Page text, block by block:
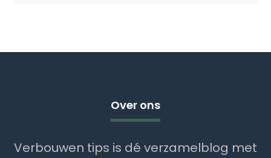
Over ons
Verbouwen tips is dé verzamelblog met